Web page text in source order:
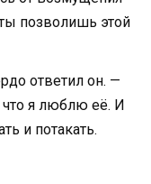
позволишь этой
ответил он. —
что я люблю её. И
и потакать.